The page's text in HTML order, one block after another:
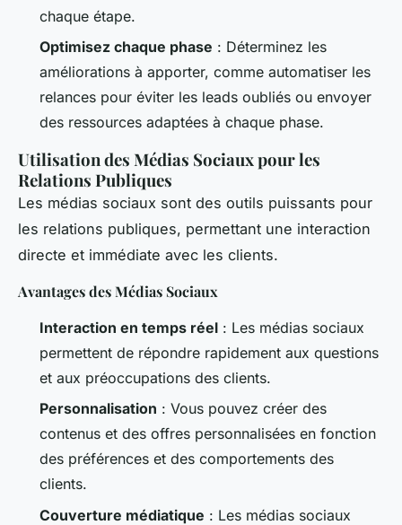
chaque étape.
Optimisez chaque phase : Déterminez les
améliorations à apporter, comme automatiser les
relances pour éviter les leads oubliés ou envoyer
des ressources adaptées à chaque phase.
Utilisation des Médias Sociaux pour les
Relations Publiques
Les médias sociaux sont des outils puissants pour
les relations publiques, permettant une interaction
directe et immédiate avec les clients.
Avantages des Médias Sociaux
Interaction en temps réel : Les médias sociaux
permettent de répondre rapidement aux questions
et aux préoccupations des clients.
Personnalisation : Vous pouvez créer des
contenus et des offres personnalisées en fonction
des préférences et des comportements des
clients.
Couverture médiatique : Les médias sociaux